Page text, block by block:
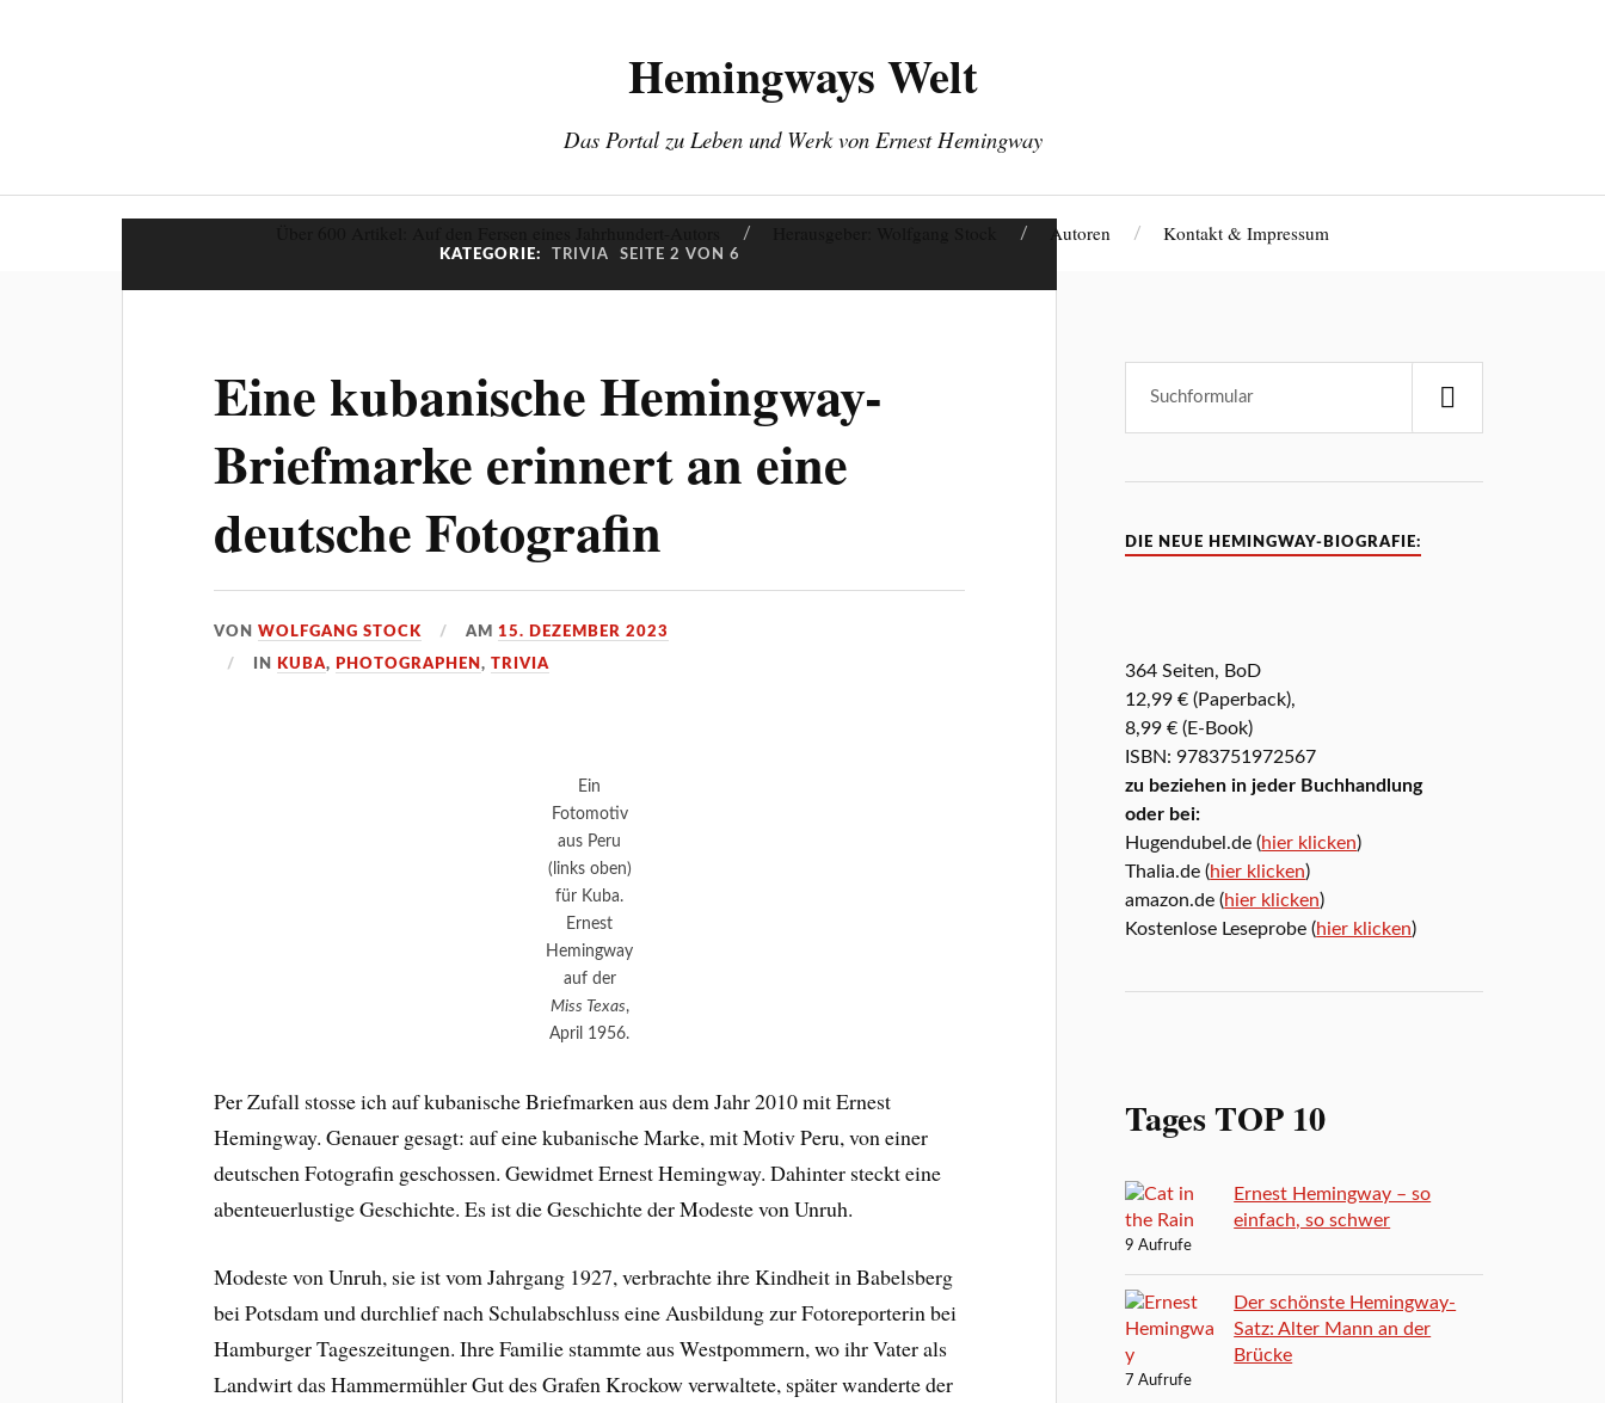
Hemingways Welt
Das Portal zu Leben und Werk von Ernest Hemingway
Autoren Kontakt & Impressum
KATEGORIE: TRIVIA SEITE 2 VON 6
Eine kubanische Hemingway-
Briefmarke erinnert an eine
deutsche Fotografin
VONWOLFGANG STOCK AM15. DEZEMBER 2023
IN KUBA, PHOTOGRAPHEN,TRIVIA
Ein
Fotomotiv
aus Peru
(links oben)
für Kuba.
Ernest
Hemingway
auf der
Miss Texas,
April 1956.
Per Zufall stosse ich auf kubanische Briefmarken aus dem Jahr 2010 mit Ernest
Hemingway. Genauer gesagt: auf eine kubanische Marke, mit Motiv Peru, von einer
deutschen Fotografin geschossen. Gewidmet Ernest Hemingway. Dahinter steckt eine
abenteuerlustige Geschichte. Es ist die Geschichte der Modeste von Unruh.
Modeste von Unruh, sie ist vom Jahrgang 1927, verbrachte ihre Kindheit in Babelsberg
bei Potsdam und durchlief nach Schulabschluss eine Ausbildung zur Fotoreporterin bei
Hamburger Tageszeitungen. Ihre Familie stammte aus Westpommern, wo ihr Vater als
Landwirt das Hammermühler Gut des Grafen Krockow verwaltete, später wanderte der
DIE NEUE HEMINGWAY-BIOGRAFIE:
364 Seiten, BoD
12,99 € (Paperback),
8,99 € (E-Book)
ISBN: 9783751972567
zu beziehen in jeder Buchhandlung
oder bei:
Hugendubel.de (hier klicken)
Thalia.de (hier klicken)
amazon.de (hier klicken)
Kostenlose Leseprobe (hier klicken)
Tages TOP 10
Ernest Hemingway – so
einfach, so schwer
9 Aufrufe
Der schönste Hemingway-
Satz: Alter Mann an der
Brücke
7 Aufrufe